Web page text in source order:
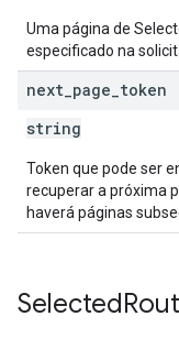
Uma página de
especificado na
next page token
string
Token que pode ser
recuperar a próxima
haverá páginas
Selected